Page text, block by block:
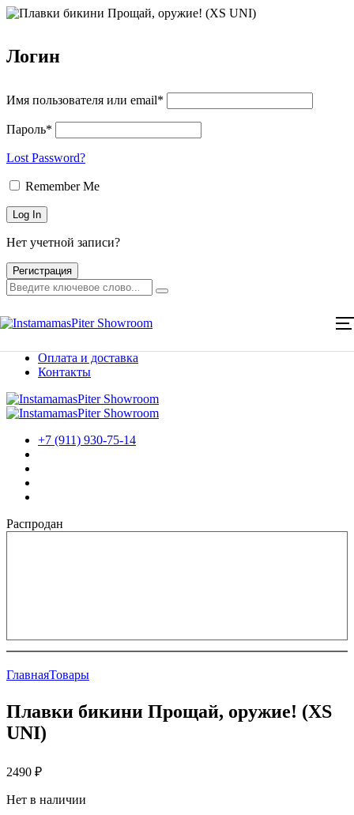
Логин
Имя пользователя или email*
Пароль*
Lost Password?
Remember Me
Нет учетной записи?
Регистрация
Оплата и доставка
Каталог товаров
Оплата и доставка
Контакты
+7 (911) 930-75-14
Распродан
ГлавнаяТовары
Плавки бикини Прощай, оружие! (XS
UNI)
2490 ₽
Нет в наличии